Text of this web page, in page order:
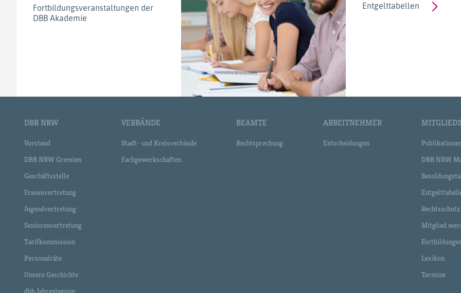
Fortbildungsveranstaltungen der
DBB Akademie
Entgelttabellen
DBB NRW
Vorstand
DBB NRW Gremien
Geschäftsstelle
Frauenvertretung
Jugendvertretung
Seniorenvertretung
Tarifkommission
Personalräte
Unsere Geschichte
dbb Jahrestagung
VERBÄNDE
Stadt- und Kreisverbände
Fachgewerkschaften
BEAMTE
Rechtsprechung
ARBEITNEHMER
Entscheidungen
DBB NRW
Rechtsschutz
Mitglied
Lexikon
Termine